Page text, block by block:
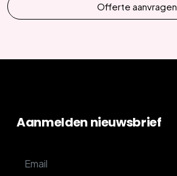
Offerte aanvragen
Aanmelden nieuwsbrief